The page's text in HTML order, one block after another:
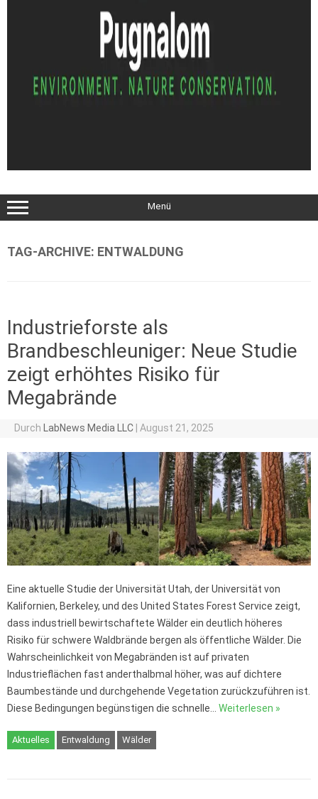
Menü
TAG-ARCHIVE: ENTWALDUNG
Industrieforste als
Brandbeschleuniger: Neue Studie
zeigt erhöhtes Risiko für
Megabrände
Durch LabNews Media LLC August 21, 2025
Eine aktuelle Studie der Universität Utah, der Universität von
Kalifornien, Berkeley, und des United States Forest Service zeigt,
dass industriell bewirtschaftete Wälder ein deutlich höheres
Risiko für schwere Waldbrände bergen als öffentliche Wälder. Die
Wahrscheinlichkeit von Megabränden ist auf privaten
Industrieflächen fast anderthalbmal höher, was auf dichtere
Baumbestände und durchgehende Vegetation zurückzuführen ist.
Diese Bedingungen begünstigen die schnelle… Weiterlesen »
Aktuelles Entwaldung Wälder